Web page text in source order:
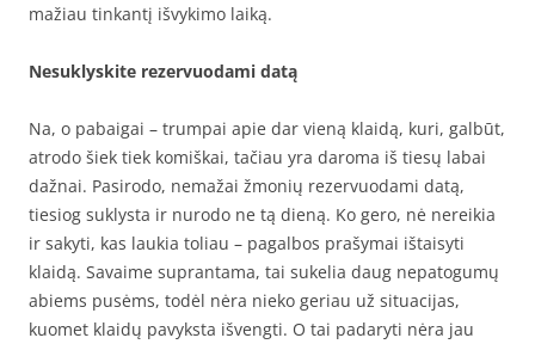
mažiau tinkantį išvykimo laiką.
Nesuklyskite rezervuodami datą
Na, o pabaigai – trumpai apie dar vieną klaidą, kuri, galbūt,
atrodo šiek tiek komiškai, tačiau yra daroma iš tiesų labai
dažnai. Pasirodo, nemažai žmonių rezervuodami datą,
tiesiog suklysta ir nurodo ne tą dieną. Ko gero, nė nereikia
ir sakyti, kas laukia toliau – pagalbos prašymai ištaisyti
klaidą. Savaime suprantama, tai sukelia daug nepatogumų
abiems pusėms, todėl nėra nieko geriau už situacijas,
kuomet klaidų pavyksta išvengti. O tai padaryti nėra jau